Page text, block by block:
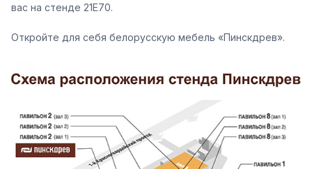
вас на стенде 21Е70.
Откройте для себя белорусскую мебель «Пинскдрев».